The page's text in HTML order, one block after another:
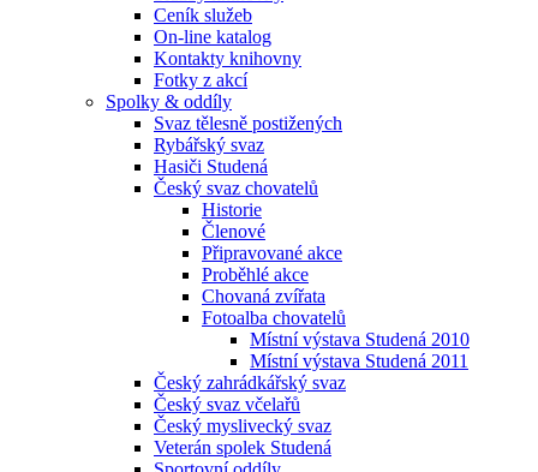
Ceník služeb
On-line katalog
Kontakty knihovny
Fotky z akcí
Spolky & oddíly
Svaz tělesně postižených
Rybářský svaz
Hasiči Studená
Český svaz chovatelů
Historie
Členové
Připravované akce
Proběhlé akce
Chovaná zvířata
Fotoalba chovatelů
Místní výstava Studená 2010
Místní výstava Studená 2011
Český zahrádkářský svaz
Český svaz včelařů
Český myslivecký svaz
Veterán spolek Studená